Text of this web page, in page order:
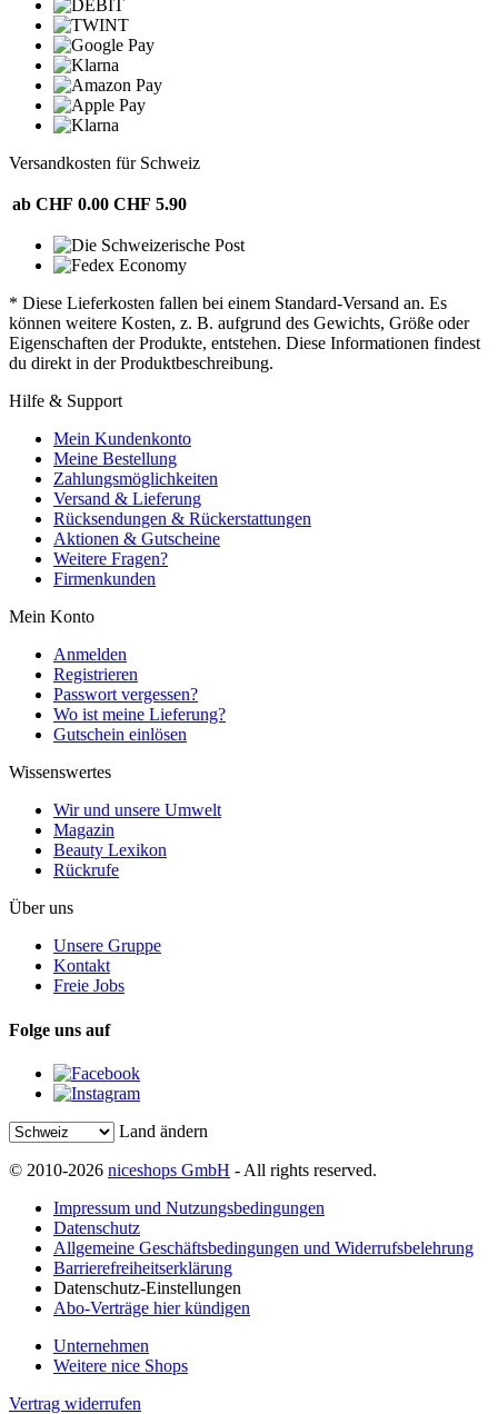
Versandkosten für Schweiz
ab CHF 0.00 CHF 5.90
* Diese Lieferkosten fallen bei einem Standard-Versand an. Es
können weitere Kosten, z. B. aufgrund des Gewichts, Größe oder
Eigenschaften der Produkte, entstehen. Diese Informationen findest
du direkt in der Produktbeschreibung.
Hilfe & Support
Mein Kundenkonto
Meine Bestellung
Zahlungsmöglichkeiten
Versand & Lieferung
Rücksendungen & Rückerstattungen
Aktionen & Gutscheine
Weitere Fragen?
Firmenkunden
Mein Konto
Anmelden
Registrieren
Passwort vergessen?
Wo ist meine Lieferung?
Gutschein einlösen
Wissenswertes
Wir und unsere Umwelt
Magazin
Beauty Lexikon
Rückrufe
Über uns
Unsere Gruppe
Kontakt
Freie Jobs
Folge uns auf
Land ändern
© 2010-2026 niceshops GmbH - All rights reserved.
Impressum und Nutzungsbedingungen
Datenschutz
Allgemeine Geschäftsbedingungen und Widerrufsbelehrung
Barrierefreiheitserklärung
Datenschutz-Einstellungen
Abo-Verträge hier kündigen
Unternehmen
Weitere nice Shops
Vertrag widerrufen